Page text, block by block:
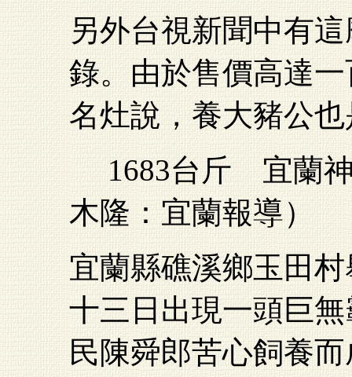
另外台視新聞中有
錄。由於售價高達
名灶說，養大豬公
1683台斤 宜蘭神
木隆：宜蘭報導）
宜蘭縣礁溪鄉玉田
十三日出現一頭巨
民陳舜郎苦心飼養